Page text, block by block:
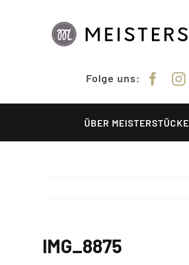
Folge uns:
ÜBER MEISTERSTÜCKE
IMG_8875